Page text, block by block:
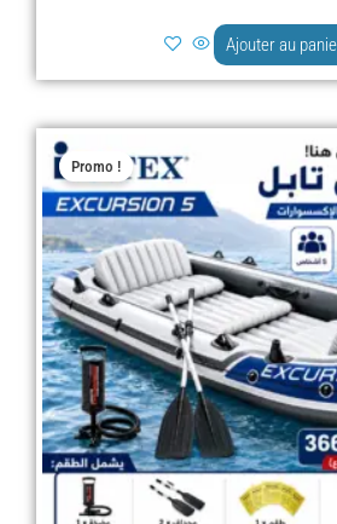
Ajouter au
Promo !
prix
était